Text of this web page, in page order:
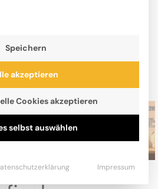
Speichern
akzeptieren
Cookies akzeptieren
selbst auswählen
Impressum